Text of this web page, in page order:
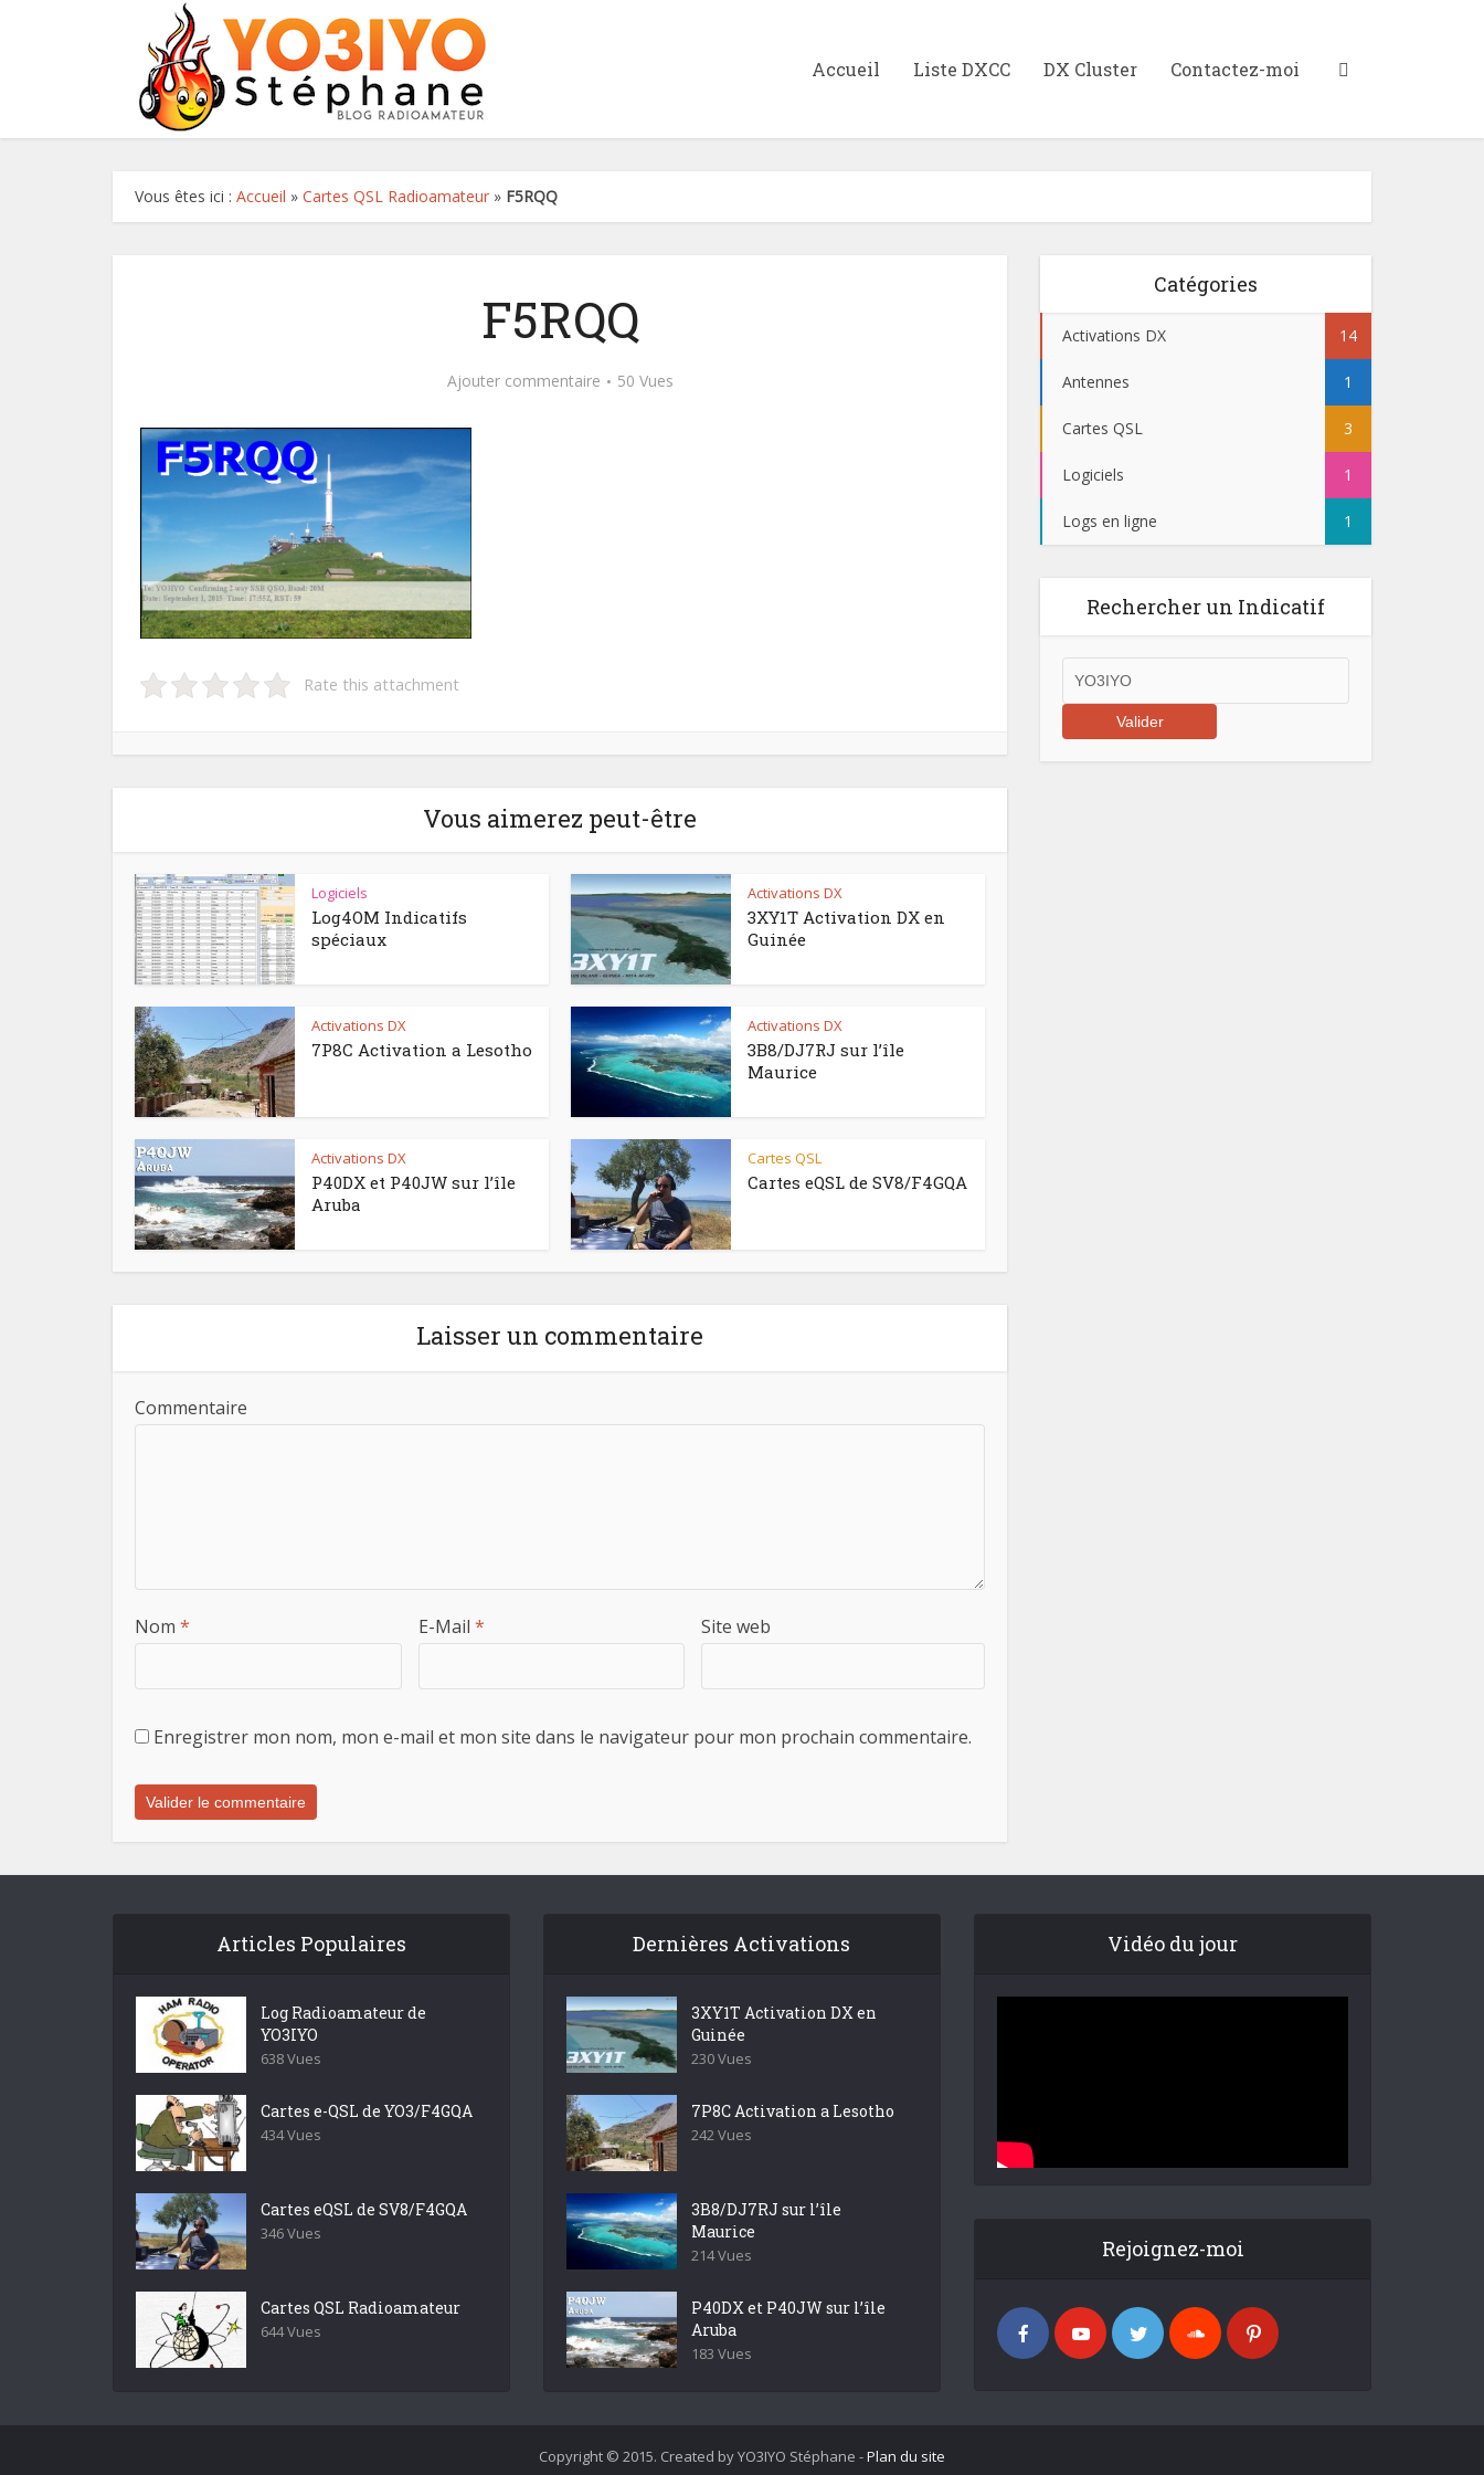
Accueil Liste DXCC DX Cluster Contactez-moi
Vous êtes ici : Accueil » Cartes QSL Radioamateur » F5RQQ
F5RQQ
Ajouter commentaire 50 Vues
Rate this attachment
Vous aimerez peut-être
Logiciels
Log4OM Indicatifs
spéciaux
Activations DX
3XY1T Activation DX en
Guinée
Activations DX
7P8C Activation a Lesotho
Activations DX
3B8/DJ7RJ sur l’île
Maurice
Activations DX
P40DX et P40JW sur l’île
Aruba
Cartes QSL
Cartes eQSL de SV8/F4GQA
Laisser un commentaire
Commentaire
Nom * E-Mail * Site web
Enregistrer mon nom, mon e-mail et mon site dans le navigateur pour mon prochain commentaire.
Catégories
Activations DX 14
Antennes 1
Cartes QSL 3
Logiciels 1
Logs en ligne 1
Rechercher un Indicatif
Articles Populaires
Log Radioamateur de
YO3IYO
638 Vues
Cartes e-QSL de YO3/F4GQA
434 Vues
Cartes eQSL de SV8/F4GQA
346 Vues
Cartes QSL Radioamateur
644 Vues
Dernières Activations
3XY1T Activation DX en
Guinée
230 Vues
7P8C Activation a Lesotho
242 Vues
3B8/DJ7RJ sur l’île
Maurice
214 Vues
P40DX et P40JW sur l’île
Aruba
183 Vues
Vidéo du jour
Rejoignez-moi
Copyright © 2015. Created by YO3IYO Stéphane -Plan du site